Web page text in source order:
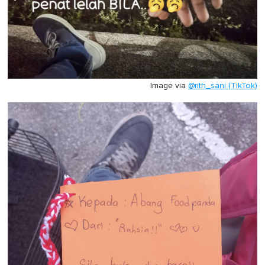
Image via @rith_sani (TikTok)